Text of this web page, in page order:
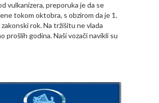
vulkanizera, preporuka je da se
tokom oktobra, s obzirom da je 1.
rok. Na tržišitu ne vlada
prošlih godina. Naši vozači navikli su